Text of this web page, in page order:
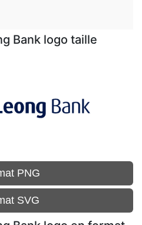
Bank logo taille
PNG
SVG